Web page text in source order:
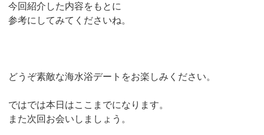
今回紹介した内容をもとに
参考にしてみてくださいね。
どうぞ素敵な海水浴デートをお楽しみください。
ではでは本日はここまでになります。
また次回お会いしましょう。